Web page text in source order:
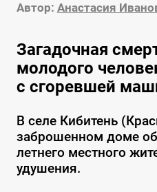
Автор: Анастасия
Загадочная
молодого
с сгоревшей
В селе Кибитень
заброшенном доме
летнего местного
удушения.